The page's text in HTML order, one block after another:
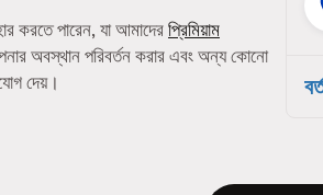
করতে পারেন, যা আমাদেরপ্রিমিয়াম
অবস্থান পরিবর্তন করার এবং অন্য কোনো
দেয়।